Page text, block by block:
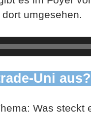
umgesehen.
Uni aus?
Was steckt